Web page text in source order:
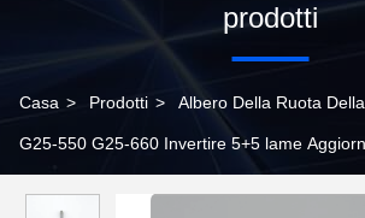
prodotti
Casa > Prodotti > Albero Della Ruota
G25-550 G25-660 Invertire 5+5 lame